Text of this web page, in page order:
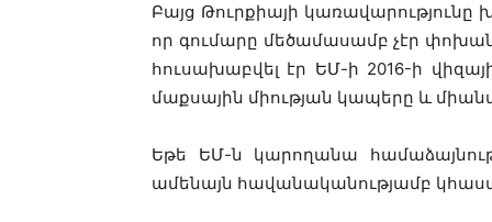
Բայց Թուրքիայի
որ գումարը մեծամասամբ չէր
հուսախաբվել էր ԵՄ-ի 2016-ի
մաքսային միության կապերը և
Եթե ԵՄ-ն կարողանա
ամենայն հավանականությամբ